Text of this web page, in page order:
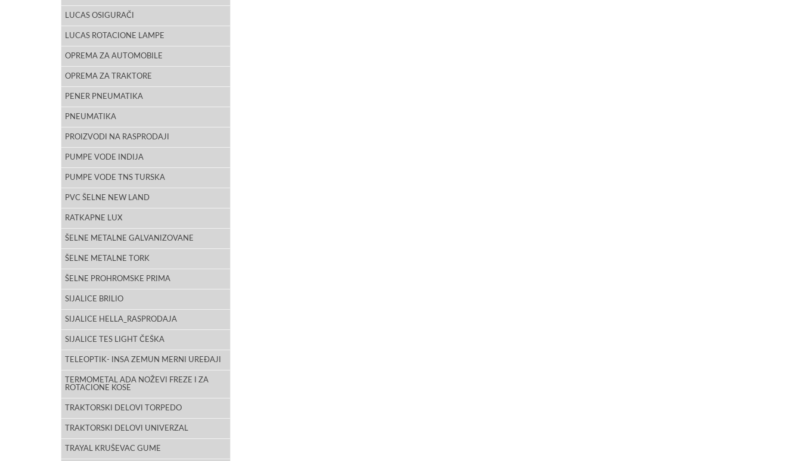
LUCAS OSIGURAČI
LUCAS ROTACIONE LAMPE
OPREMA ZA AUTOMOBILE
OPREMA ZA TRAKTORE
PENER PNEUMATIKA
PNEUMATIKA
PROIZVODI NA RASPRODAJI
PUMPE VODE INDIJA
PUMPE VODE TNS TURSKA
PVC ŠELNE NEW LAND
RATKAPNE LUX
ŠELNE METALNE GALVANIZOVANE
ŠELNE METALNE TORK
ŠELNE PROHROMSKE PRIMA
SIJALICE BRILIO
SIJALICE HELLA_RASPRODAJA
SIJALICE TES LIGHT ČEŠKA
TELEOPTIK- INSA ZEMUN MERNI UREĐAJI
TERMOMETAL ADA NOŽEVI FREZE I ZA
ROTACIONE KOSE
TRAKTORSKI DELOVI TORPEDO
TRAKTORSKI DELOVI UNIVERZAL
TRAYAL KRUŠEVAC GUME